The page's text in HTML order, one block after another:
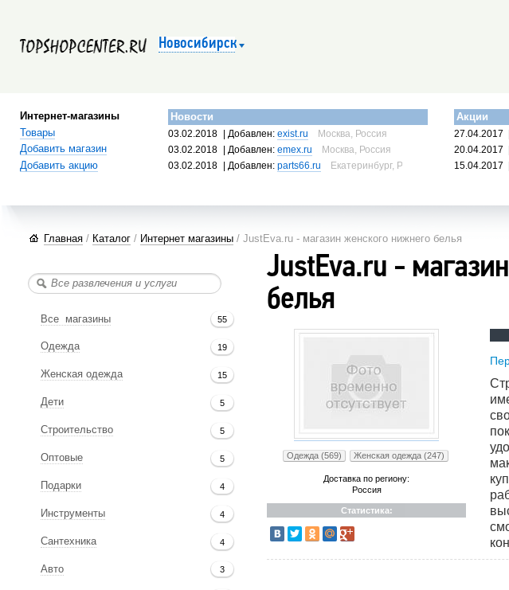
Новосибирск
Интернет-магазины
Товары
Добавить магазин
Добавить акцию
Новости
03.02.2018 | Добавлен: exist.ru
Москва, Россия
03.02.2018
| Добавлен: emex.ru
Москва, Россия
03.02.2018
| Добавлен: parts66.ru Екатеринбург, Россия
Акции
27.04.2017
20.04.2017
15.04.2017
Главная / Каталог / Интернет магазины / JustEva.ru - магазин женского нижнего белья
Все магазины 55
Одежда 19
Женская одежда 15
Дети 5
Строительство 5
Оптовые 5
Подарки 4
Инструменты 4
Сантехника 4
Авто 3
JustEva.ru -
белья
Одежда (569) Женская одежда (247)
Доставка по региону:
Россия
Статистика: